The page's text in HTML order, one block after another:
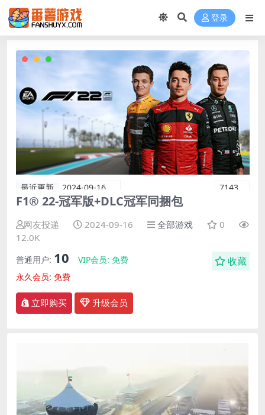
登录
最近更新 2024-09-16 7143
F1® 22-冠军版+DLC冠军同捆包
网友投递 2024-09-16 全部游戏
0
12.0K
普通用户: 10 VIP会员: 免费
永久会员: 免费
收藏
立即购买 升级会员